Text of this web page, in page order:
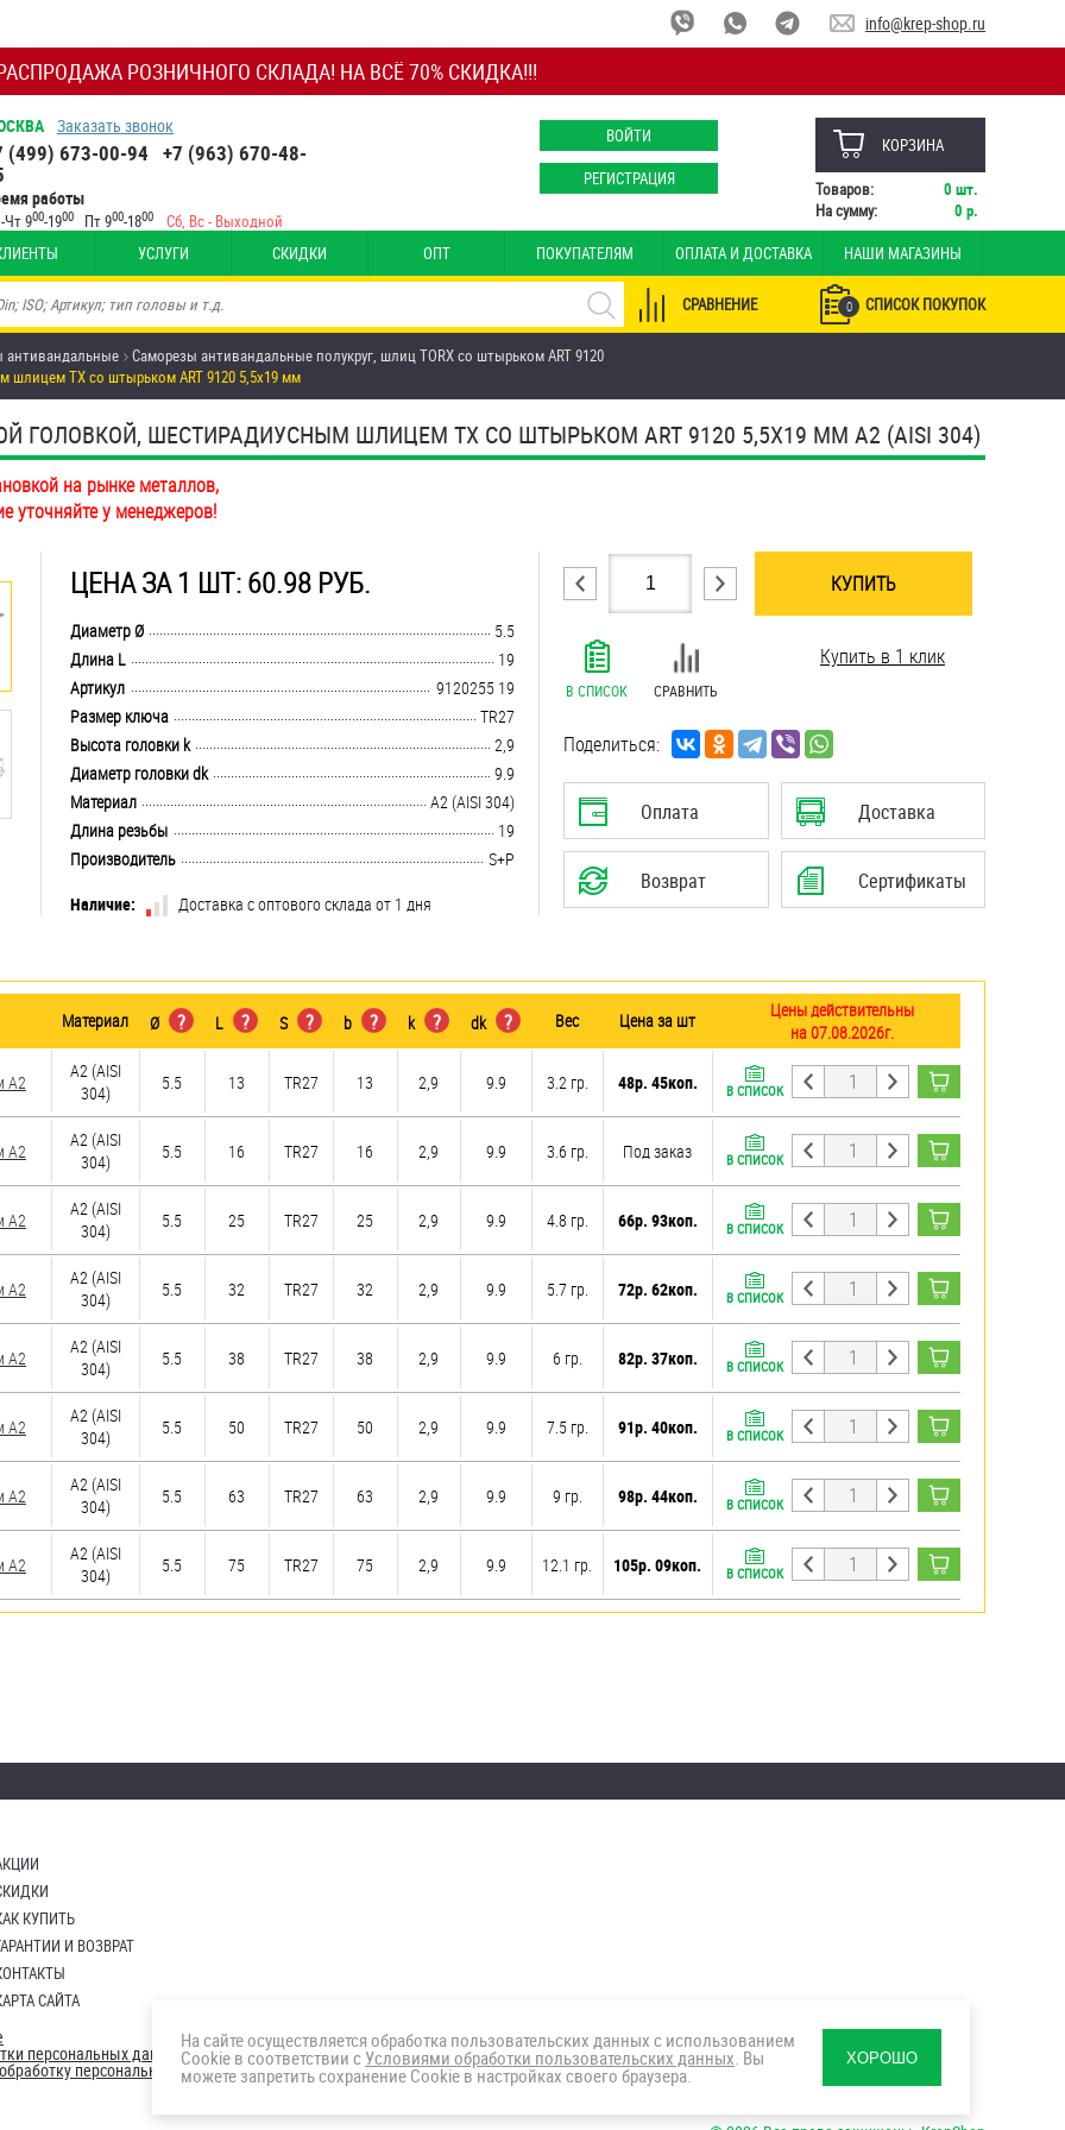
РОЗНИЧНОГО СКЛАДА! НА ВСЁ 70% СКИДКА!!!
info@krep-shop.ru
Заказать звонок
(499) 673-00-94 +7 (963) 670-48-
работы
Чт 900-1900 Пт 900-1800 Сб, Вс - Выходной
ВОЙТИ
РЕГИСТРАЦИЯ
КОРЗИНА
Товаров: 0 шт.
На сумму:
0 р.
УСЛУГИ СКИДКИ ОПТ ПОКУПАТЕЛЯМ ОПЛАТА И ДОСТАВКА НАШИ МАГАЗИНЫ
0 СПИСОК ПОКУПОК
СРАВНЕНИЕ
антивандальные
Саморезы антивандальные полукруг, шлиц TORX со штырьком ART 9120
шлицем TX со штырьком ART 9120 5,5х19 мм
ГОЛОВКОЙ, ШЕСТИРАДИУСНЫМ ШЛИЦЕМ TX СО ШТЫРЬКОМ ART 9120 5,5Х19 ММ А2 (AISI 304)
на рынке металлов,
уточняйте у менеджеров!
ЦЕНА ЗА 1 ШТ: 60.98 РУБ.
........................................................................................................................................................................................................
Диаметр Ø
5.5
........................................................................................................................................................................................................
Длина L
19
........................................................................................................................................................................................................
Артикул
9120255 19
........................................................................................................................................................................................................
Размер ключа
TR27
........................................................................................................................................................................................................
Высота головки k
2,9
........................................................................................................................................................................................................
Диаметр головки dk
9.9
........................................................................................................................................................................................................
Материал
А2 (AISI 304)
........................................................................................................................................................................................................
Длина резьбы
19
........................................................................................................................................................................................................
Производитель
S+P
Наличие:
Доставка с оптового склада от 1 дня
КУПИТЬ
В СПИСОК СРАВНИТЬ
Купить в 1 клик
Поделиться:
Оплата Доставка
Возврат Сертификаты
Материал Ø ? L ? S ? b ? k ? dk ? Вес Цена за шт
Цены действительны
на 07.08.2026г.
А2
А2 (AISI
304)
5.5 13 TR27 13 2,9 9.9 3.2 гр. 48р. 45коп. В СПИСОК
А2
А2 (AISI
304)
5.5 16 TR27 16 2,9 9.9 3.6 гр. Под заказ В СПИСОК
А2
А2 (AISI
304)
5.5 25 TR27 25 2,9 9.9 4.8 гр. 66р. 93коп. В СПИСОК
А2
А2 (AISI
304)
5.5 32 TR27 32 2,9 9.9 5.7 гр. 72р. 62коп. В СПИСОК
А2
А2 (AISI
304)
5.5 38 TR27 38 2,9 9.9 6 гр. 82р. 37коп. В СПИСОК
А2
А2 (AISI
304)
5.5 50 TR27 50 2,9 9.9 7.5 гр. 91р. 40коп. В СПИСОК
А2
А2 (AISI
304)
5.5 63 TR27 63 2,9 9.9 9 гр. 98р. 44коп. В СПИСОК
А2
А2 (AISI
304)
5.5 75 TR27 75 2,9 9.9 12.1 гр. 105р. 09коп. В СПИСОК
КУПИТЬ
И ВОЗВРАТ
САЙТА
персональных данных
персональных данны
На сайте осуществляется обработка пользовательских данных с использованием
Cookie в соответствии с Условиями обработки пользовательских данных . Вы
можете запретить сохранение Cookie в настройках своего браузера.
ХОРОШО